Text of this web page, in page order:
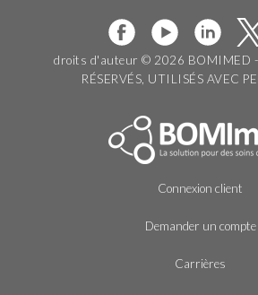
droits d'auteur © 2026 BOMIMED
RÉSERVÉS, UTILISÉS AVEC
Connexion client
Demander un compte
Carrières